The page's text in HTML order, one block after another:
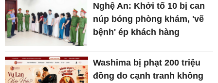
Nghệ An: Khởi tố 10 bị can
núp bóng phòng khám, 'vẽ
bệnh' ép khách hàng
Washima bị phạt 200 triệu
đồng do cạnh tranh không